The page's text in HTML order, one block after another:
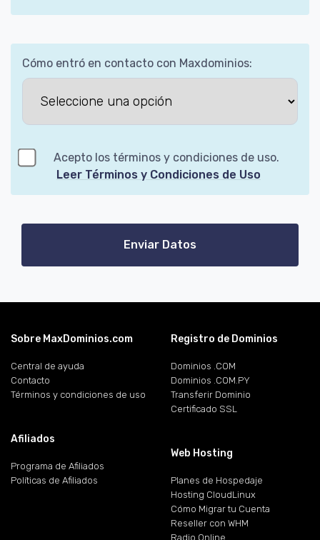
Cómo entró en contacto con Maxdominios:
Acepto los términos y condiciones de uso.
Leer Términos y Condiciones de Uso
Enviar Datos
Sobre MaxDominios.com
Central de ayuda
Contacto
Términos y condiciones de uso
Afiliados
Programa de Afiliados
Políticas de Afiliados
Registro de Dominios
Dominios .COM
Dominios .COM.PY
Transferir Dominio
Certificado SSL
Web Hosting
Planes de Hospedaje
Hosting CloudLinux
Cómo Migrar tu Cuenta
Reseller con WHM
Radio Online